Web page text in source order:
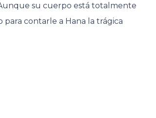
su cuerpo está totalmente
contarle a Hana la trágica